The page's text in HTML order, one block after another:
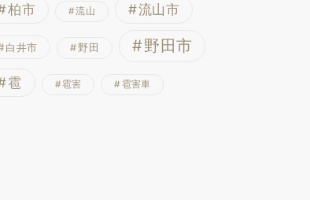
柏市 流山 流山市
白井市 野田 野田市
雹 雹害 雹害車